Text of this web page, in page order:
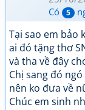
Có
5
Tại sao em bảo
ai đó tặng thơ
và tha về đây
Chị sang đó
nên ko đưa về
Chúc em sinh